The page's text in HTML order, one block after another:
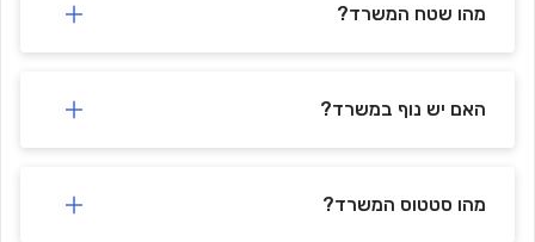
מהו שטח המשרד?
האם יש נוף במשרד?
מהו סטטוס המשרד?